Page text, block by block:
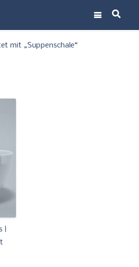
mit „Suppenschale“